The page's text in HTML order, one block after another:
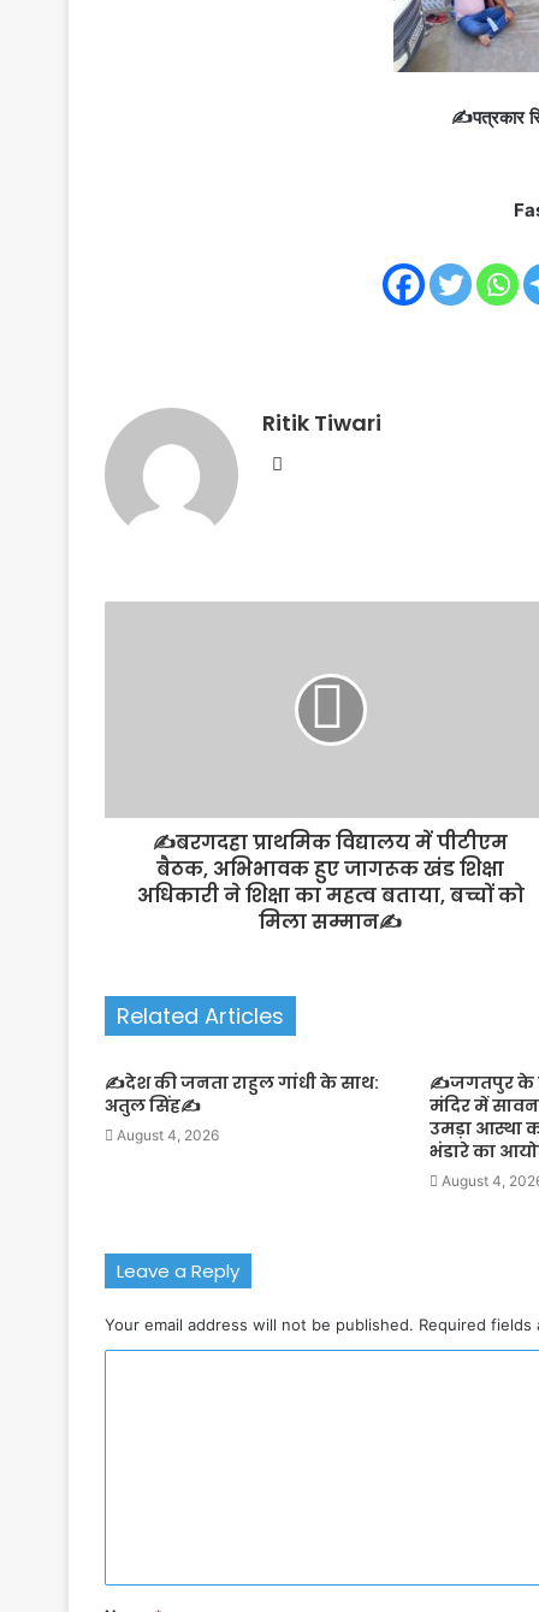
✍️पत्रकार
Ritik Tiwari
Website
✍️बरगदहा प्राथमिक विद्यालय में पीटीएम
बैठक, अभिभावक हुए जागरूक खंड शिक्षा
अधिकारी ने शिक्षा का महत्व बताया, बच्चों को
मिला सम्मान✍️
Related Articles
✍️देश की जनता राहुल गांधी के साथ:
अतुल सिंह✍️
August 4, 2026
✍️जगतपुर के
मंदिर में
उमड़ा आस्था
भंडारे का
August 4,
Leave a Reply
Your email address will not be published. Required
t